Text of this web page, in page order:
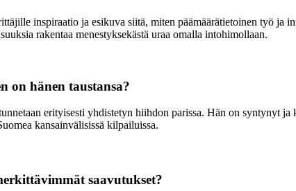
inspiraatio ja esikuva siitä, miten päämäärätietoinen työ ja
rakentaa menestyksekästä uraa omalla intohimollaan.
on hänen taustansa?
erityisesti yhdistetyn hiihdon parissa. Hän on syntynyt
kansainvälisissä kilpailuissa.
saavutukset?